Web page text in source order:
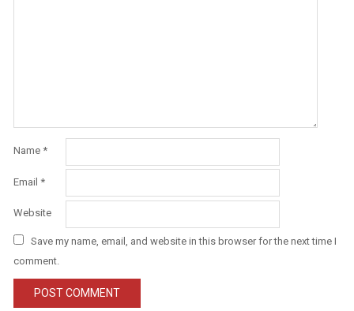
Name *
Email *
Website
Save my name, email, and website in this browser for the next time I
comment.